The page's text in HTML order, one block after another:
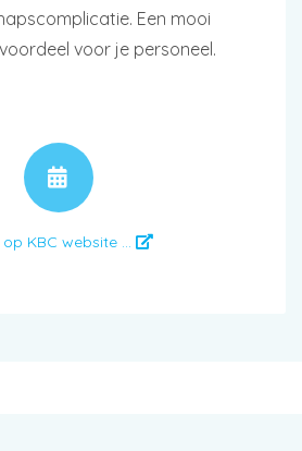
Een mooi
voor je personeel.
op KBC website ...